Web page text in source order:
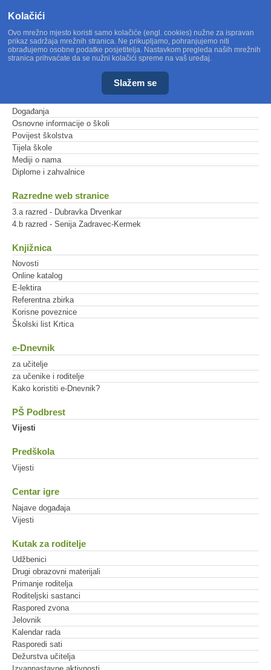
Događanja
Osnovne informacije o školi
Povijest školstva
Tijela škole
Mediji o nama
Diplome i zahvalnice
Razredne web stranice
3.a razred - Dubravka Drvenkar
4.b razred - Senija Zadravec-Kermek
Knjižnica
Novosti
Online katalog
E-lektira
Referentna zbirka
Korisne poveznice
Školski list Krtica
e-Dnevnik
za učitelje
za učenike i roditelje
Kako koristiti e-Dnevnik?
PŠ Podbrest
Vijesti
Predškola
Vijesti
Centar igre
Najave događaja
Vijesti
Kutak za roditelje
Udžbenici
Drugi obrazovni materijali
Primanje roditelja
Roditeljski sastanci
Raspored zvona
Jelovnik
Kalendar rada
Rasporedi sati
Dežurstva učitelja
Kolačići
Ovo mrežno mjesto koristi samo kolačiće (engl. cookies) nužne za ispravan
prikaz sadržaja mrežnih stranica. Ne prikupljamo, pohranjujemo niti
obrađujemo osobne podatke posjetitelja. Nastavkom pregleda naših mrežnih
stranica prihvaćate da se nužni kolačići spreme na vaš uređaj.
Slažem se